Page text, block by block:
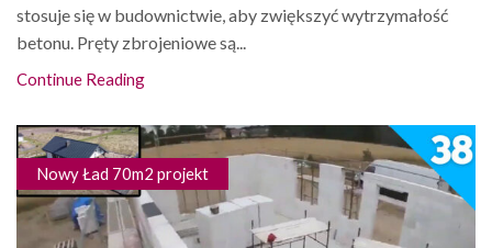
stosuje się w budownictwie, aby zwiększyć wytrzymałość
betonu. Pręty zbrojeniowe są...
Continue Reading
Nowy Ład 70m2 projekt